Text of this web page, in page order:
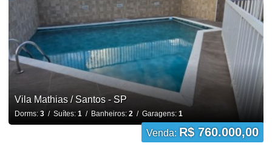
Vila Mathias / Santos - SP
Dorms: 3/ Suítes: 1/ Banheiros: 2/ Garagens: 1
Venda: R$ 760.000,00